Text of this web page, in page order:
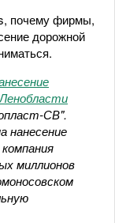
почему фирмы,
дорожной
СВ".
нанесение
миллионов